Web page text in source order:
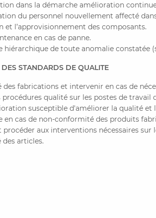
dans la démarche amélioration
du personnel nouvellement affecté
et l’approvisionnement des composants.
en cas de panne.
hiérarchique de toute anomalie constatée
DES STANDARDS DE QUALITE
fabrications et intervenir en cas de
procédures qualité sur les postes de
susceptible d'améliorer la qualité et
en cas de non-conformité des produits
aux interventions nécessaires sur
articles.